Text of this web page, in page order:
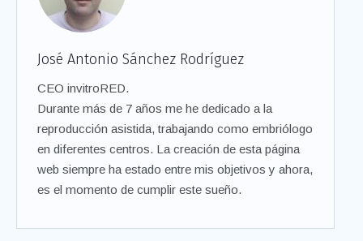
José Antonio Sánchez Rodríguez
CEO invitroRED.
Durante más de 7 años me he dedicado a la
reproducción asistida, trabajando como embriólogo
en diferentes centros. La creación de esta página
web siempre ha estado entre mis objetivos y ahora,
es el momento de cumplir este sueño.